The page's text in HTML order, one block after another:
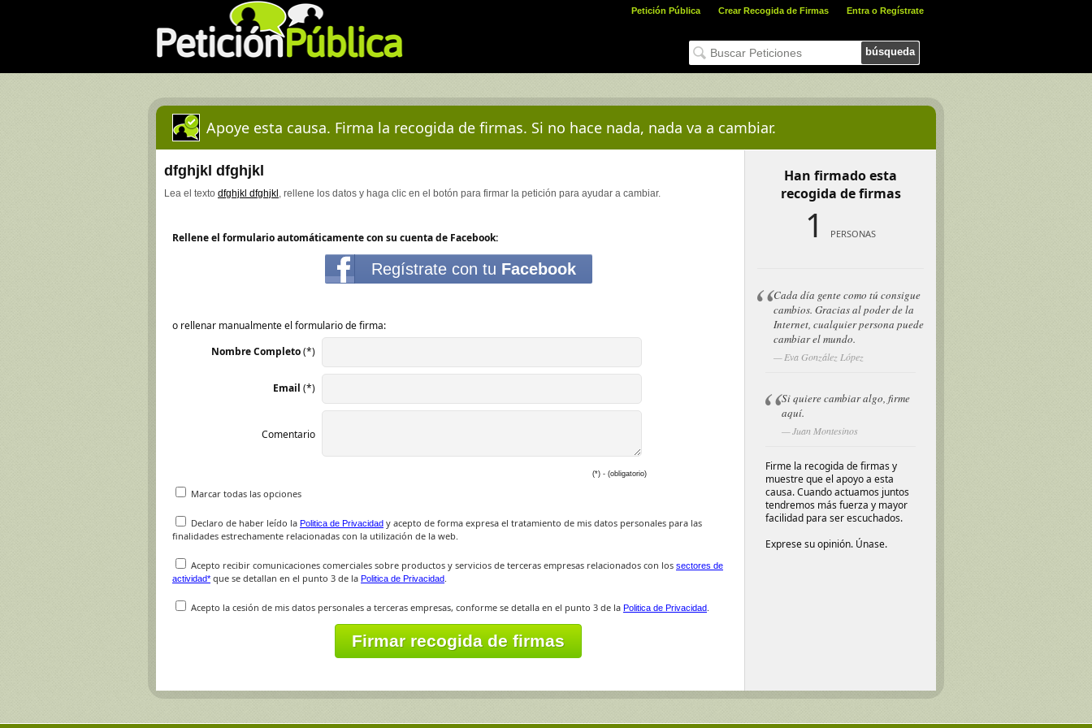
Petición Pública Crear Recogida de Firmas Entra o Regístrate
búsqueda
Apoye esta causa. Firma la recogida de firmas. Si no hace nada, nada va a cambiar.
dfghjkl dfghjkl
Lea el texto dfghjkl dfghjkl , rellene los datos y haga clic en el botón para firmar la petición para ayudar a cambiar.
Rellene el formulario automáticamente con su cuenta de Facebook:
Regístrate con tu Facebook
o rellenar manualmente el formulario de firma:
Nombre Completo(*)
Email (*)
Comentario
(*) - (obligatorio)
Marcar todas las opciones
Declaro de haber leído la Politica de Privacidad y acepto de forma expresa el tratamiento de mis datos personales para las
finalidades estrechamente relacionadas con la utilización de la web.
Acepto recibir comunicaciones comerciales sobre productos y servicios de terceras empresas relacionados con los sectores de
actividad* que se detallan en el punto 3 de la Politica de Privacidad
Acepto la cesión de mis datos personales a terceras empresas, conforme se detalla en el punto 3 de la Politica de Privacidad
Han firmado esta
recogida de firmas
1 PERSONAS
Cada día gente como tú consigue
cambios. Gracias al poder de la
Internet, cualquier persona puede
cambiar el mundo.
Eva González López
Si quiere cambiar algo, firme
aquí.
Juan Montesinos
Firme la recogida de firmas y
muestre que el apoyo a esta
causa. Cuando actuamos juntos
tendremos más fuerza y mayor
facilidad para ser escuchados.
Exprese su opinión. Únase.